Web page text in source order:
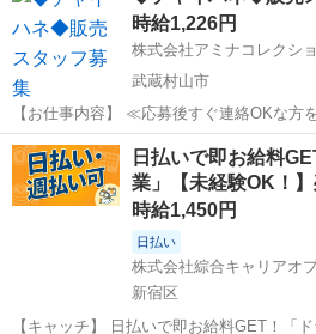
な働き方だろう・・」 ...
時給1,226円
株式会社アミナコレクシ
武蔵村山市
【お仕事内容】 ≪応募後すぐ連絡OKな方
お電話・メールでご連絡します≫ ・面接
ています！ ・ご不明点はお気軽にご連絡ください
RESORT・TRAVELをテ...
東京 武蔵村山市 その他
日払いで即お給料
業」【未経験OK！
時給1,450円
日払い
株式会社綜合キャリアオ
新宿区
【キャッチ】 日払いで即お給料GET！「